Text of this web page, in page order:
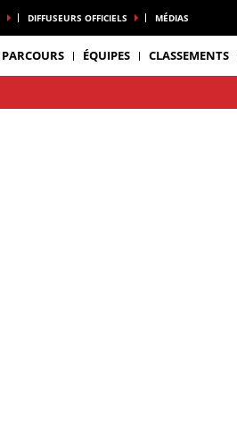
DIFFUSEURS OFFICIELS MÉDIAS
PARCOURS ÉQUIPES CLASSEMENTS